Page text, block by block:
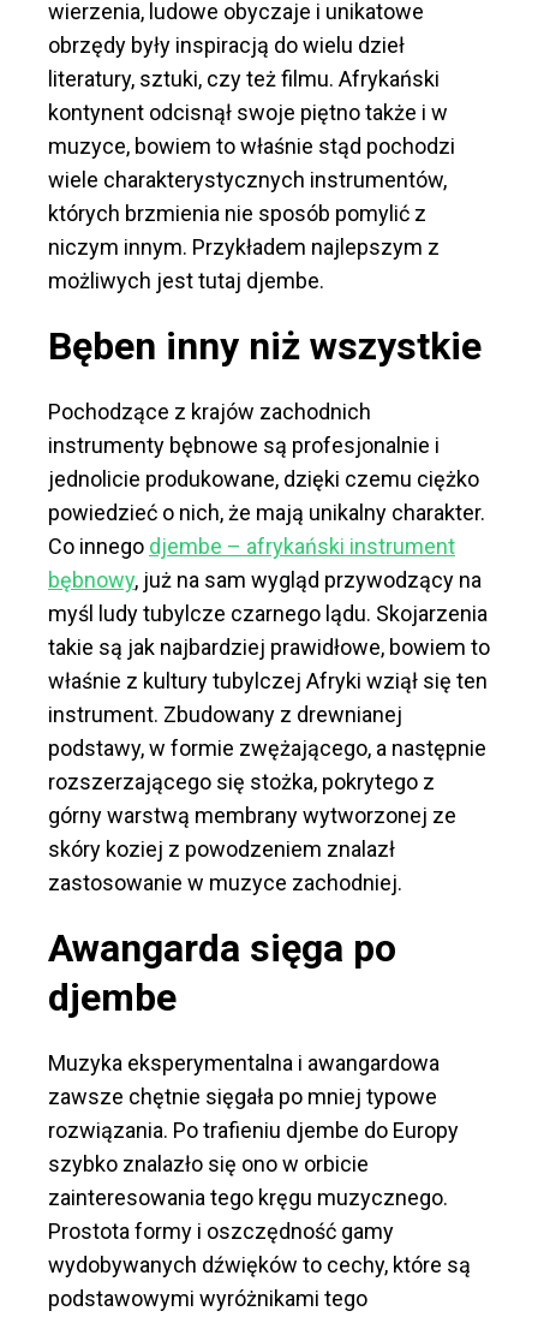
wierzenia, ludowe obyczaje i unikatowe
obrzędy były inspiracją do wielu dzieł
literatury, sztuki, czy też filmu. Afrykański
kontynent odcisnął swoje piętno także i w
muzyce, bowiem to właśnie stąd pochodzi
wiele charakterystycznych instrumentów,
których brzmienia nie sposób pomylić z
niczym innym. Przykładem najlepszym z
możliwych jest tutaj djembe.
Bęben inny niż wszystkie
Pochodzące z krajów zachodnich
instrumenty bębnowe są profesjonalnie i
jednolicie produkowane, dzięki czemu ciężko
powiedzieć o nich, że mają unikalny charakter.
Co innego djembe – afrykański instrument
bębnowy, już na sam wygląd przywodzący na
myśl ludy tubylcze czarnego lądu. Skojarzenia
takie są jak najbardziej prawidłowe, bowiem to
właśnie z kultury tubylczej Afryki wziął się ten
instrument. Zbudowany z drewnianej
podstawy, w formie zwężającego, a następnie
rozszerzającego się stożka, pokrytego z
górny warstwą membrany wytworzonej ze
skóry koziej z powodzeniem znalazł
zastosowanie w muzyce zachodniej.
Awangarda sięga po
djembe
Muzyka eksperymentalna i awangardowa
zawsze chętnie sięgała po mniej typowe
rozwiązania. Po trafieniu djembe do Europy
szybko znalazło się ono w orbicie
zainteresowania tego kręgu muzycznego.
Prostota formy i oszczędność gamy
wydobywanych dźwięków to cechy, które są
podstawowymi wyróżnikami tego